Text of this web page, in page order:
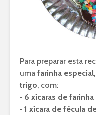
Para preparar esta
uma farinha especial
trigo, com:
• 6 xícaras de farinha
• 1 xícara de fécula